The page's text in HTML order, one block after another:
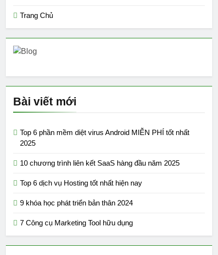
Trang Chủ
Bài viết mới
Top 6 phần mềm diệt virus Android MIỄN PHÍ tốt nhất
2025
10 chương trình liên kết SaaS hàng đầu năm 2025
Top 6 dịch vụ Hosting tốt nhất hiện nay
9 khóa học phát triển bản thân 2024
7 Công cụ Marketing Tool hữu dụng